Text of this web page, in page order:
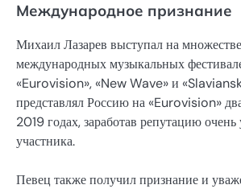
Международное признание
Михаил Лазарев выступал на
международных музыкальных
«Eurovision», «New Wave» и
представлял Россию на «Eurovision»
2019 годах, заработав репутацию
участника.
Певец также получил признание и